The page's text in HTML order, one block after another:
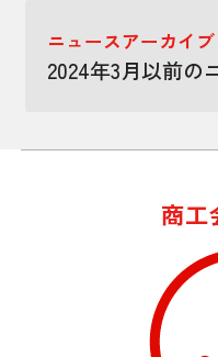
ニュースアーカイブ
2024年3月以前の
商工